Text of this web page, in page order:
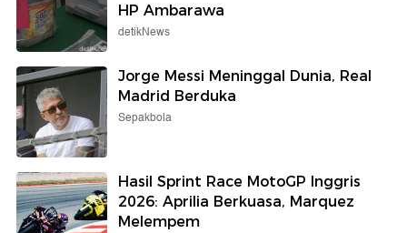
HP Ambarawa
detikNews
Jorge Messi Meninggal Dunia, Real
Madrid Berduka
Sepakbola
Hasil Sprint Race MotoGP Inggris
2026: Aprilia Berkuasa, Marquez
Melempem